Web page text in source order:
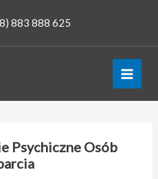
883 888 625
Psychiczne Osób